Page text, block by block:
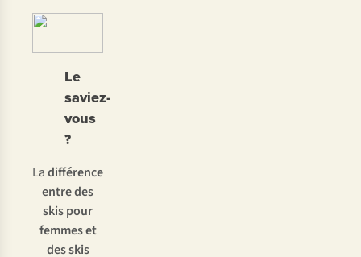
Le
saviez-
vous
?
Ladifférence
entre des
skis pour
femmes et
des skis